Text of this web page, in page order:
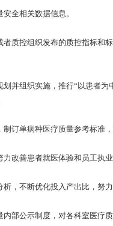
全相关数据信息。
控组织发布的质控指标和
组织实施，推行“以患者为
单病种医疗质量参考标准，
善患者就医体验和员工执业
不断优化投入产出比，努力
公示制度，对各科室医疗质